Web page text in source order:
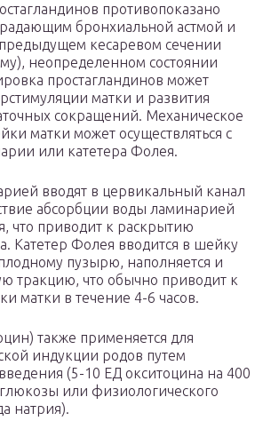
противопоказано
бронхиальной астмой и
кесаревом сечении
неопределенном состоянии
простагландинов может
матки и развития
сокращений. Механическое
матки может осуществляться с
или катетера Фолея.
вводят в цервикальный канал
абсорбции воды ламинарией
что приводит к раскрытию
Катетер Фолея вводится в шейку
пузырю, наполняется и
тракцию, что обычно приводит к
матки в течение 4-6 часов.
также применяется для
индукции родов путем
(5-10 ЕД окситоцина на 400
или физиологического
натрия).